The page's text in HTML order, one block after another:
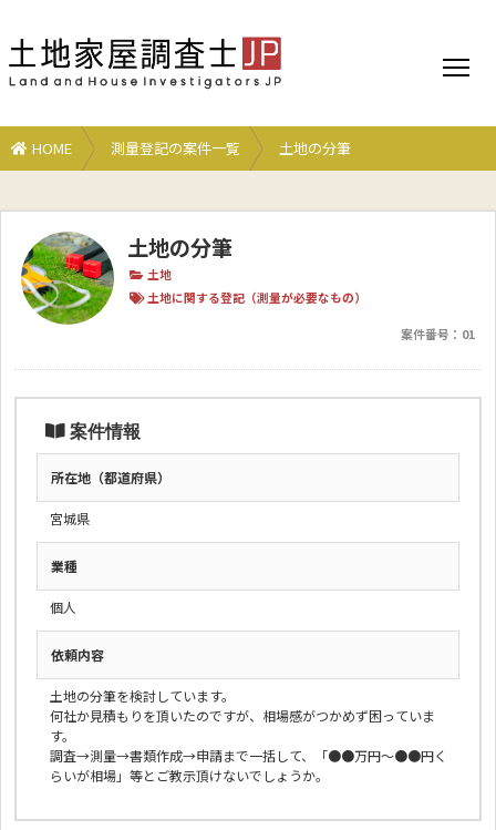
HOME 測量登記の案件一覧 土地の分筆
土地の分筆
土地
土地に関する登記（測量が必要なもの）
案件番号： 01
案件情報
所在地（都道府県）
宮城県
業種
個人
依頼内容
土地の分筆を検討しています。
何社か見積もりを頂いたのですが、相場感がつかめず困っていま
す。
調査→測量→書類作成→申請まで一括して、「●●万円～●●円く
らいが相場」等とご教示頂けないでしょうか。